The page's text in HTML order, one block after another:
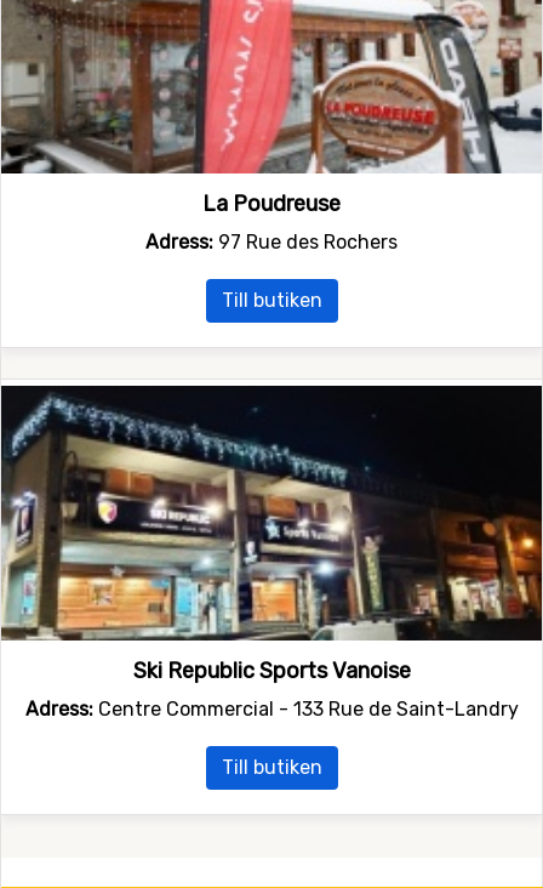
La Poudreuse
Adress: 97 Rue des Rochers
Till butiken
Ski Republic Sports Vanoise
Adress:Centre Commercial - 133 Rue de Saint-Landry
Till butiken